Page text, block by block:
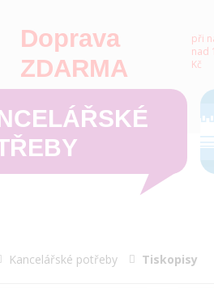
Doprava
ZDARMA
při
nad
Kč
Kancelářské potřeby Tiskopisy